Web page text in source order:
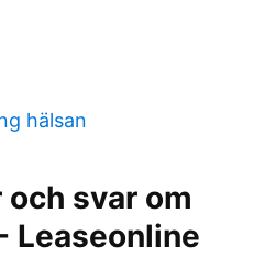
hälsan
svar om
Leaseonline